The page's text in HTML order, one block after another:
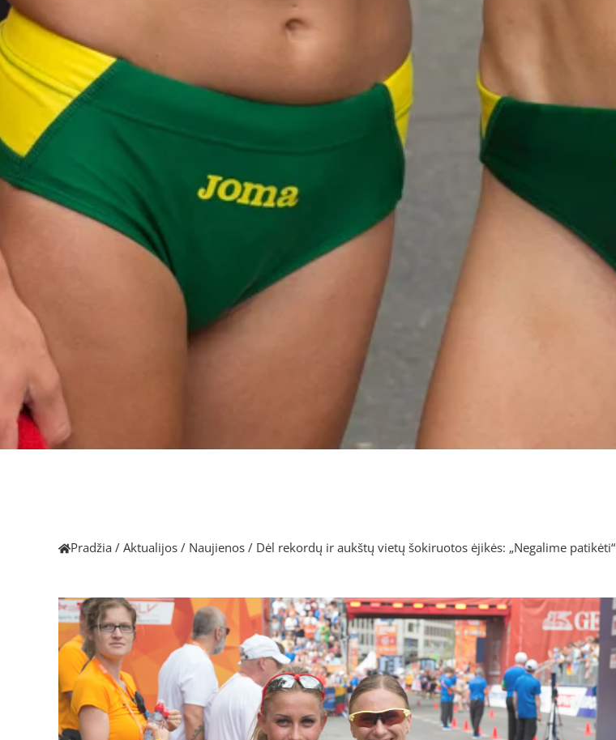
Pradžia / Aktualijos / Naujienos / Dėl rekordų ir aukštų vietų šokiruotos ėjikės: „Negalime patikėti“